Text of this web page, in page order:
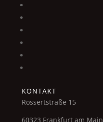
KONTAKT
Rossertstraße 15
60323 Frankfurt am Main